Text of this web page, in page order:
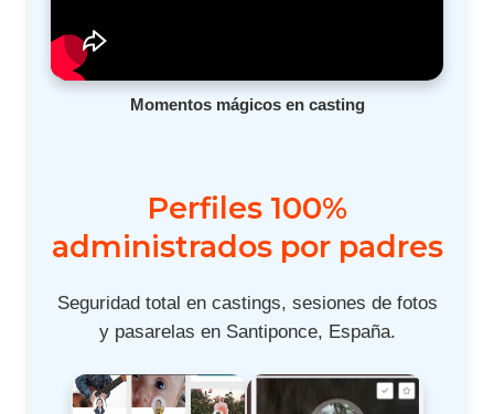
Momentos mágicos en casting
Perfiles 100%
administrados por padres
Seguridad total en castings, sesiones de fotos
y pasarelas en Santiponce, España.